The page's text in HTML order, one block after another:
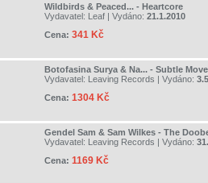
Wildbirds & Peaced... - Heartcore
Vydavatel: Leaf | Vydáno: 21.1.2010
Cena: 341 Kč
Botofasina Surya & Na... - Subtle
Vydavatel: Leaving Records | Vydáno:
Cena: 1304 Kč
Gendel Sam & Sam Wilkes - The
Vydavatel: Leaving Records | Vydáno:
Cena: 1169 Kč